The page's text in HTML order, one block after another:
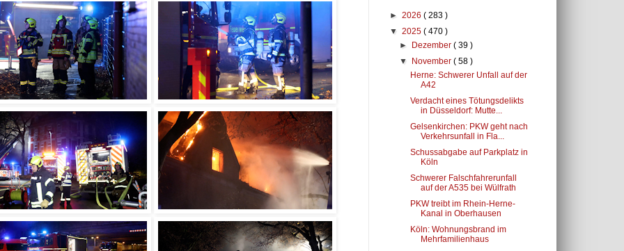
► 2026 ( 283 )
▼ 2025 ( 470 )
►
Dezember( 39 )
▼
November( 58 )
Herne: Schwerer Unfall auf der
A42
Verdacht eines Tötungsdelikts
in Düsseldorf: Mutte...
Gelsenkirchen: PKW geht nach
Verkehrsunfall in Fla...
Schussabgabe auf Parkplatz in
Köln
Schwerer Falschfahrerunfall
auf der A535 bei Wülfrath
PKW treibt im Rhein-Herne-
Kanal in Oberhausen
Köln: Wohnungsbrand im
Mehrfamilienhaus